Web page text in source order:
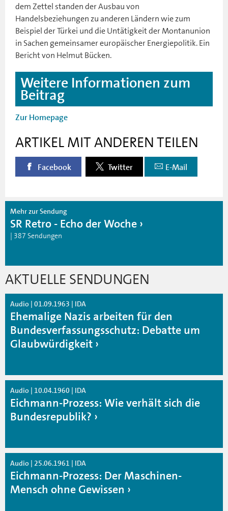
dem Zettel standen der Ausbau von
Handelsbeziehungen zu anderen Ländern wie zum
Beispiel der Türkei und die Untätigkeit der Montanunion
in Sachen gemeinsamer europäischer Energiepolitik. Ein
Bericht von Helmut Bücken.
Weitere Informationen zum
Beitrag
Zur Homepage
ARTIKEL MIT ANDEREN TEILEN
Facebook Twitter E-Mail
Mehr zur Sendung
SR Retro - Echo der Woche
| 387 Sendungen
AKTUELLE SENDUNGEN
Audio | 01.09.1963 | IDA
Ehemalige Nazis arbeiten für den
Bundesverfassungsschutz: Debatte um
Glaubwürdigkeit
Audio | 10.04.1960 | IDA
Eichmann-Prozess: Wie verhält sich die
Bundesrepublik?
Audio | 25.06.1961 | IDA
Eichmann-Prozess: Der Maschinen-
Mensch ohne Gewissen